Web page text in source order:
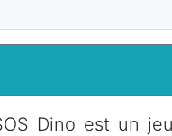
Dino est un